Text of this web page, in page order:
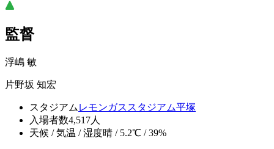
監督
浮嶋 敏
片野坂 知宏
スタジアム レモンガススタジアム平塚
入場者数4,517人
天候 / 気温 / 湿度晴 / 5.2℃ / 39%